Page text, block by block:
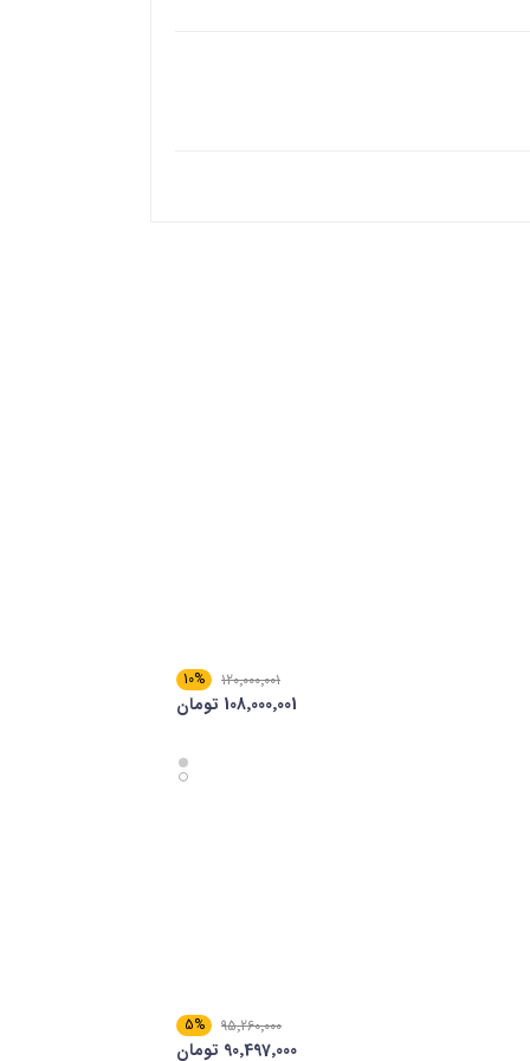
120٬000٬001
10%
108٬000٬001 تومان
95٬260٬000
5%
90٬497٬000 تومان